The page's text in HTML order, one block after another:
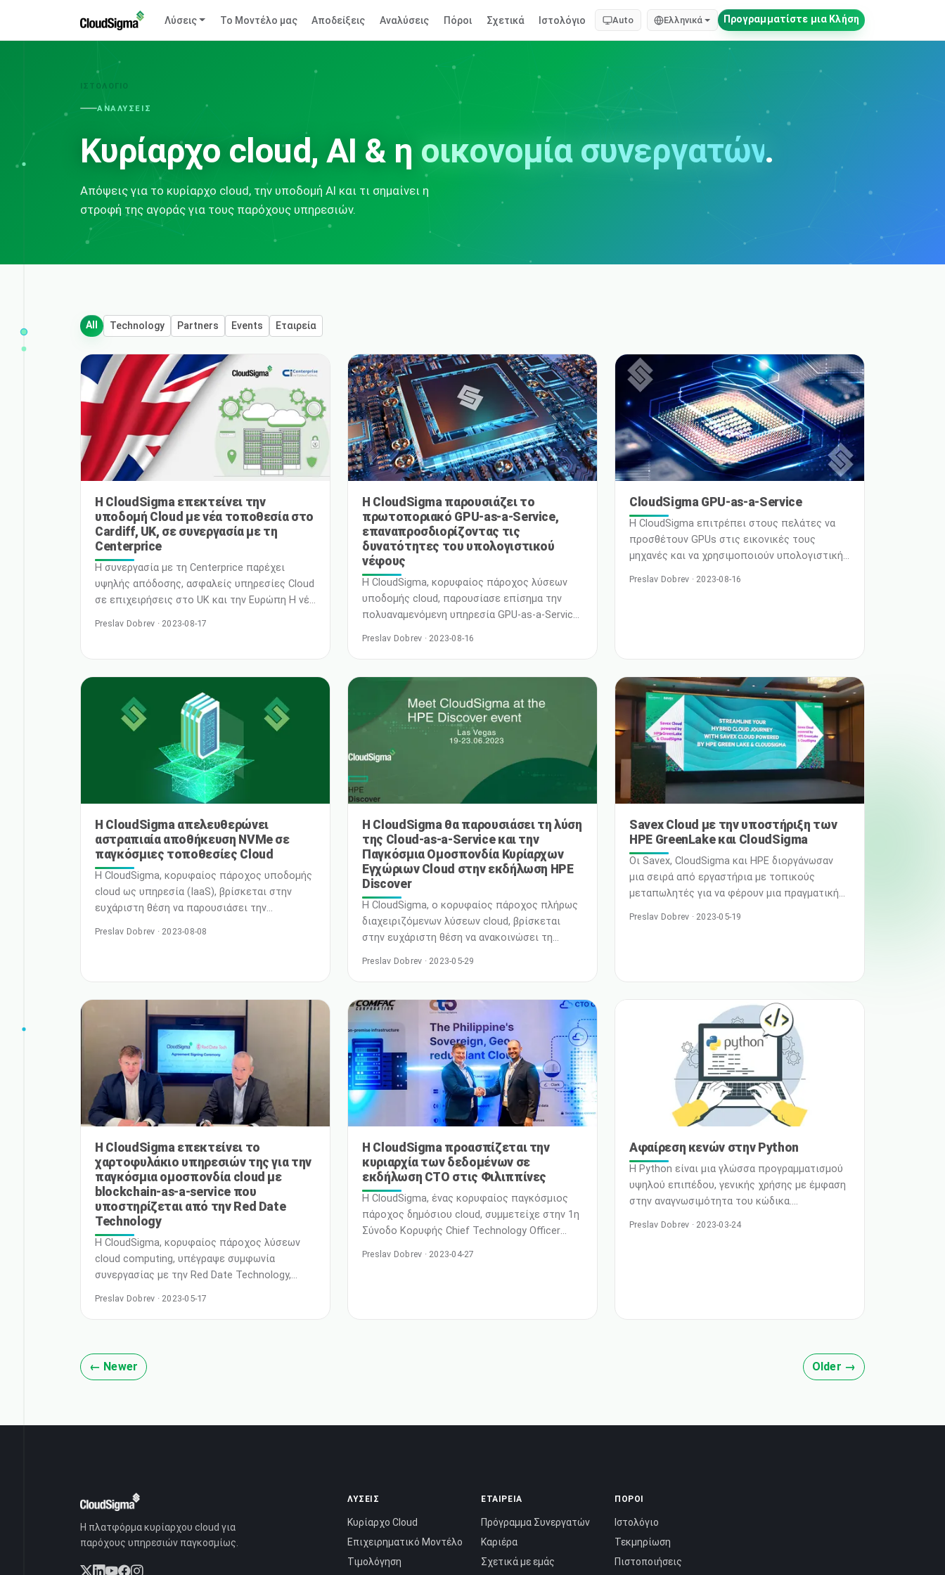
Λύσεις Το Μοντέλο μας Αποδείξεις Αναλύσεις Πόροι Σχετικά Ιστολόγιο Auto Ελληνικά Προγραμματίστε μια Κλήση
ΙΣΤΟΛΌΓΙΟ
ΑΝΑΛΎΣΕΙΣ
Κυρίαρχο cloud, AI & η οικονομία συνεργατών.
Απόψεις για το κυρίαρχο cloud, την υποδομή AI και τι σημαίνει η
στροφή της αγοράς για τους παρόχους υπηρεσιών.
All Technology Partners Events Εταιρεία
Η CloudSigma επεκτείνει την
υποδομή Cloud με νέα τοποθεσία στο
Cardiff, UK, σε συνεργασία με τη
Centerprice
Η συνεργασία με τη Centerprice παρέχει
υψηλής απόδοσης, ασφαλείς υπηρεσίες Cloud
σε επιχειρήσεις στο UK και την Ευρώπη Η νέα
λύσεων cloud, βρίσκεται στην ευχάριστη θέση
να ανακοινώσει την έναρξη λειτουργίας της
νέας της τοποθεσίας cloud στο Cardiff, United
Kingdom. Αυτή η στρατηγική επέκταση είναι
Preslav Dobrev · 2023-08-17
Η CloudSigma παρουσιάζει το
πρωτοποριακό GPU-as-a-Service,
επαναπροσδιορίζοντας τις
δυνατότητες του υπολογιστικού
νέφους
Η CloudSigma, κορυφαίος πάροχος λύσεων
υποδομής cloud, παρουσίασε επίσημα την
πολυαναμενόμενη υπηρεσία GPU-as-a-Service,
σε επιχειρήσεις και ερευνητές να
αξιοποιήσουν την τεράστια ισχύ των μονάδων
επεξεργασίας γραφικών (GPUs) για
απαράμιλλη απόδοση, αποτελεσματικότητα
και καινοτομία. Με τ
Preslav Dobrev · 2023-08-16
CloudSigma GPU-as-a-Service
Η CloudSigma επιτρέπει στους πελάτες να
προσθέτουν GPUs στις εικονικές τους
μηχανές και να χρησιμοποιούν υπολογιστική
NVIDIA TESLA V100 και διαθέτει νέα
χαρακτηριστικά που οι εφαρμογές AI
μπορούν να εκμεταλλευτούν πλήρως …
Διαβάστε περισσότερα
Preslav Dobrev · 2023-08-16
Η CloudSigma απελευθερώνει
αστραπιαία αποθήκευση NVMe σε
παγκόσμιες τοποθεσίες Cloud
Η CloudSigma, κορυφαίος πάροχος υποδομής
cloud ως υπηρεσία (IaaS), βρίσκεται στην
ευχάριστη θέση να παρουσιάσει την
χρήστη στους πολύτιμους πελάτες της. Οι
τελικοί πελάτες μπορούν να
χρησιμοποιήσουν την αποθήκευση στη
Φρανκφούρτη a
Preslav Dobrev · 2023-08-08
Η CloudSigma θα παρουσιάσει τη λύση
της Cloud-as-a-Service και την
Παγκόσμια Ομοσπονδία Κυρίαρχων
Εγχώριων Cloud στην εκδήλωση HPE
Discover
Η CloudSigma, ο κορυφαίος πάροχος πλήρως
διαχειριζόμενων λύσεων cloud, βρίσκεται
στην ευχάριστη θέση να ανακοινώσει τη
εκδήλωση, η CloudSigma θα παρουσιάσει τη
μοναδική της λύση cloud-as-a-service,
αξιοποιώντας το παγκόσμιο δίκτυο
ομοσπονδιακών κυρίαρχων εγχώριων cloud.
Το HPE Discover είναι μια ετήσια τεχνολογική
εκδήλωση που β
Preslav Dobrev · 2023-05-29
Savex Cloud με την υποστήριξη των
HPE GreenLake και CloudSigma
Οι Savex, CloudSigma και HPE διοργάνωσαν
μια σειρά από εργαστήρια με τοπικούς
μεταπωλητές για να φέρουν μια πραγματική
λύση, χωρίς δέσμευση από συγκεκριμένο
πάροχο, με κορυφαία απόδοση, εξαιρετικά
ανθεκτική, μη τροποποιημένη και συμβατή
Preslav Dobrev · 2023-05-19
Η CloudSigma επεκτείνει το
χαρτοφυλάκιο υπηρεσιών της για την
παγκόσμια ομοσπονδία cloud με
blockchain-as-a-service που
υποστηρίζεται από την Red Date
Technology
Η CloudSigma, κορυφαίος πάροχος λύσεων
cloud computing, υπέγραψε συμφωνία
συνεργασίας με την Red Date Technology,
cloud της CloudSigma, οι οποίες
περιλαμβάνουν τις ΗΠΑ, το Μεξικό, το
Preslav Dobrev · 2023-05-17
Η CloudSigma προασπίζεται την
κυριαρχία των δεδομένων σε
εκδήλωση CTO στις Φιλιππίνες
Η CloudSigma, ένας κορυφαίος παγκόσμιος
πάροχος δημόσιου cloud, συμμετείχε στην 1η
Σύνοδο Κορυφής Chief Technology Officer
Preslav Dobrev · 2023-04-27
Αφαίρεση κενών στην Python
Η Python είναι μια γλώσσα προγραμματισμού
υψηλού επιπέδου, γενικής χρήσης με έμφαση
στην αναγνωσιμότητα του κώδικα.
Preslav Dobrev · 2023-03-24
← Newer Older →
Η πλατφόρμα κυρίαρχου cloud για
παρόχους υπηρεσιών παγκοσμίως.
ΛΎΣΕΙΣ
Κυρίαρχο Cloud
Επιχειρηματικό Μοντέλο
Τιμολόγηση
ΕΤΑΙΡΕΊΑ
Πρόγραμμα Συνεργατών
Καριέρα
Σχετικά με εμάς
ΠΌΡΟΙ
Ιστολόγιο
Τεκμηρίωση
Πιστοποιήσεις